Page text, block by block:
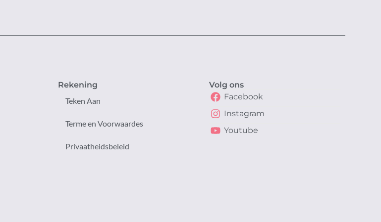
Rekening
Teken Aan
Terme en Voorwaardes
Privaatheidsbeleid
Volg ons
Facebook
Instagram
Youtube